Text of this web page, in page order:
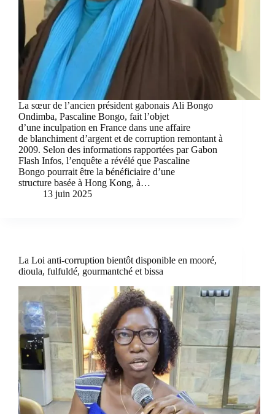
La sœur de l’ancien président gabonais Ali Bongo
Ondimba, Pascaline Bongo, fait l’objet
d’une inculpation en France dans une affaire
de blanchiment d’argent et de corruption remontant à
2009. Selon des informations rapportées par Gabon
Flash Infos, l’enquête a révélé que Pascaline
Bongo pourrait être la bénéficiaire d’une
structure basée à Hong Kong, à…
13 juin 2025
La Loi anti-corruption bientôt disponible en mooré,
dioula, fulfuldé, gourmantché et bissa